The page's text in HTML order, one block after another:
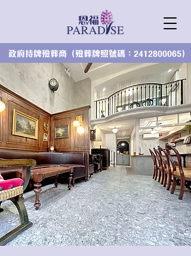
政府持牌殮葬商（殮葬牌照號碼：2412800065）